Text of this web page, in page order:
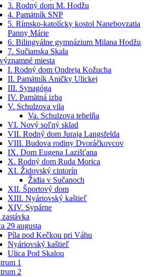
3. Rodný dom M. Hodžu
4. Pamätník SNP
5. Rímsko-katolícky kostol Nanebovzatia
Panny Márie
6. Bilingválne gymnázium Milana Hodžu
7. Sučianska Skala
miesta
I. Rodný dom Ondreja Kožucha
II. Pamätník Aničky Ulickej
III. Synagóga
IV. Pamätná izba
V. Schulzova vila
Va. Schulzova tehelňa
VI. Nový soľný sklad
VII. Rodný dom Juraja Langsfelda
VIII. Budova rodiny Dvoráčkovcov
IX. Dom Eugena Lazišťana
X. Rodný dom Ruda Morica
XI. Židovský cintorín
Židia v Sučanoch
XII. Športový dom
XIII. Nyáriovský kaštieľ
XIV. Sypárne
29 augusta
Píla pod Kečkou pri Váhu
Nyáriovský kaštieľ
Ulica Pod Skalou
1
2